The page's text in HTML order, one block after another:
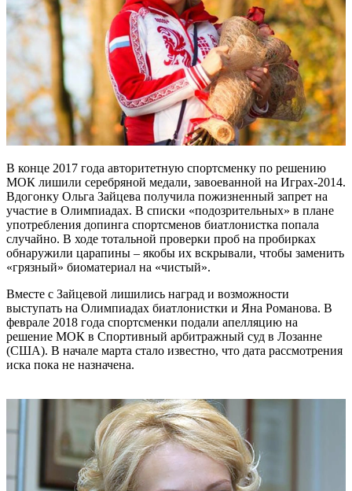
В конце 2017 года авторитетную спортсменку по решению
МОК лишили серебряной медали, завоеванной на Играх-2014.
Вдогонку Ольга Зайцева получила пожизненный запрет на
участие в Олимпиадах. В списки «подозрительных» в плане
употребления допинга спортсменов биатлонистка попала
случайно. В ходе тотальной проверки проб на пробирках
обнаружили царапины – якобы их вскрывали, чтобы заменить
«грязный» биоматериал на «чистый».
Вместе с Зайцевой лишились наград и возможности
выступать на Олимпиадах биатлонистки и Яна Романова. В
феврале 2018 года спортсменки подали апелляцию на
решение МОК в Спортивный арбитражный суд в Лозанне
(США). В начале марта стало известно, что дата рассмотрения
иска пока не назначена.